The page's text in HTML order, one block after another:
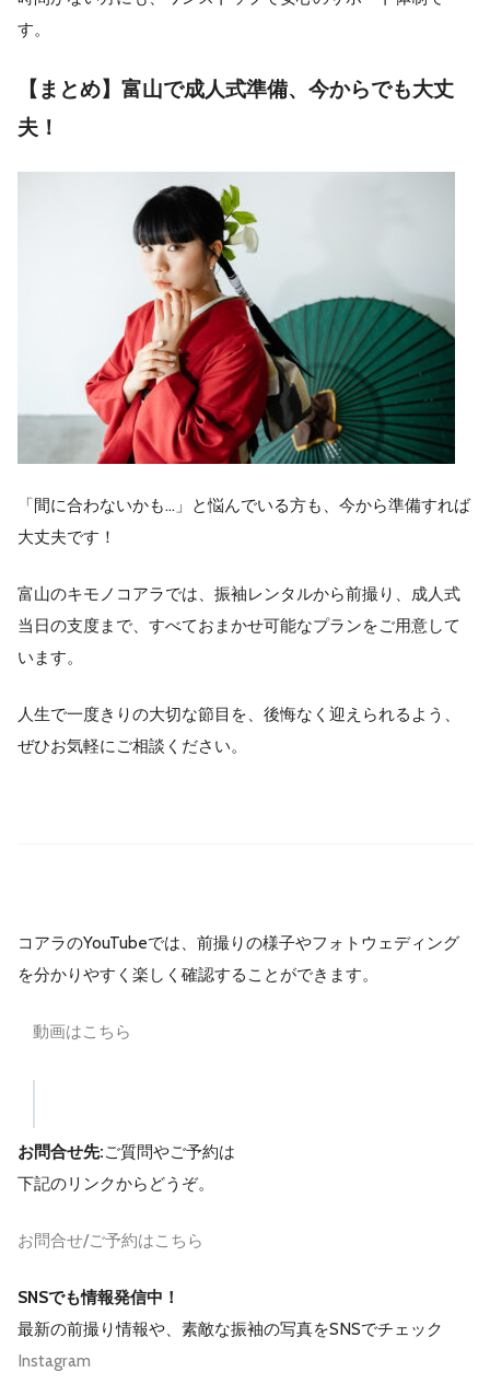
す。
【まとめ】富山で成人式準備、今からでも大丈
夫！
「間に合わないかも…」と悩んでいる方も、今から準備すれば
大丈夫です！
富山のキモノコアラでは、振袖レンタルから前撮り、成人式
当日の支度まで、すべておまかせ可能なプランをご用意して
います。
人生で一度きりの大切な節目を、後悔なく迎えられるよう、
ぜひお気軽にご相談ください。
コアラのYouTubeでは、前撮りの様子やフォトウェディング
を分かりやすく楽しく確認することができます。
動画はこちら
お問合せ先:ご質問やご予約は
下記のリンクからどうぞ。
お問合せ/ご予約はこちら
SNSでも情報発信中！
最新の前撮り情報や、素敵な振袖の写真をSNSでチェック
Instagram